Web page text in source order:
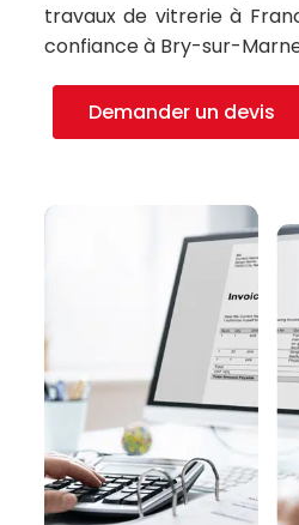
travaux de vitrerie à
confiance à Bry-sur-
Demander un devis